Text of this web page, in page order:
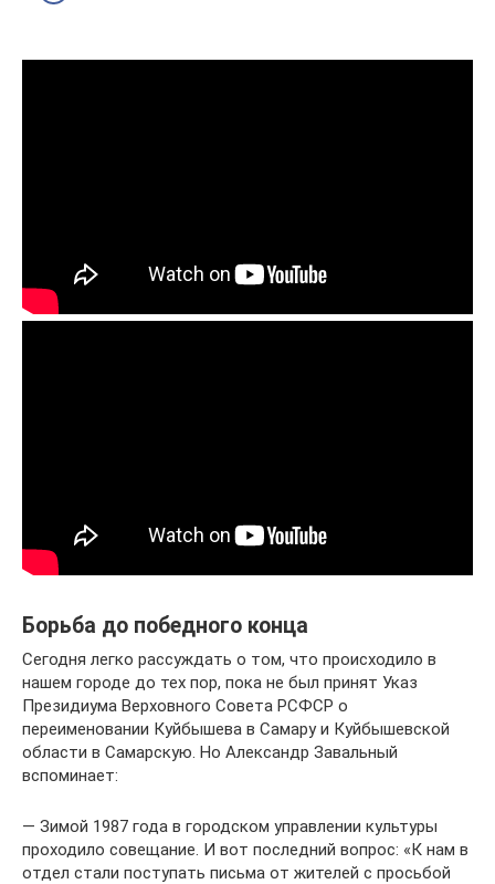
Борьба до победного конца
Сегодня легко рассуждать о том, что происходило в
нашем городе до тех пор, пока не был принят Указ
Президиума Верховного Совета РСФСР о
переименовании Куйбышева в Самару и Куйбышевской
области в Самарскую. Но Александр Завальный
вспоминает:
— Зимой 1987 года в городском управлении культуры
проходило совещание. И вот последний вопрос: «К нам в
отдел стали поступать письма от жителей с просьбой